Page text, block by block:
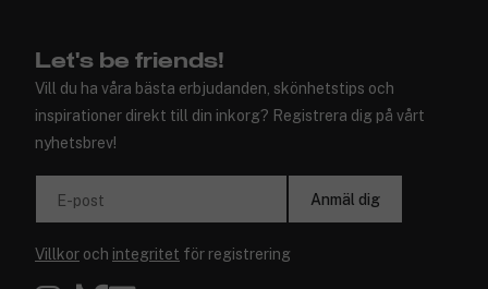
Let's be friends!
Vill du ha våra bästa erbjudanden, skönhetstips och
inspirationer direkt till din inkorg? Registrera dig på vårt
nyhetsbrev!
E-post Anmäl dig
Villkor och integritet för registrering